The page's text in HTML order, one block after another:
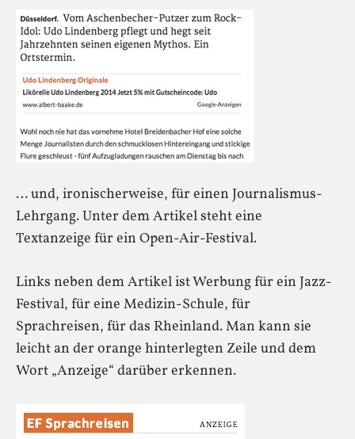
… und, ironischerweise, für einen Journalismus-
Lehrgang. Unter dem Artikel steht eine
Textanzeige für ein Open-Air-Festival.
Links neben dem Artikel ist Werbung für ein Jazz-
Festival, für eine Medizin-Schule, für
Sprachreisen, für das Rheinland. Man kann sie
leicht an der orange hinterlegten Zeile und dem
Wort „Anzeige“ darüber erkennen.